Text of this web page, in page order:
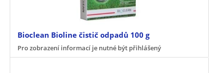
Bioclean Bioline čistič odpadů 100 g
Pro zobrazení informací je nutné být přihlášený